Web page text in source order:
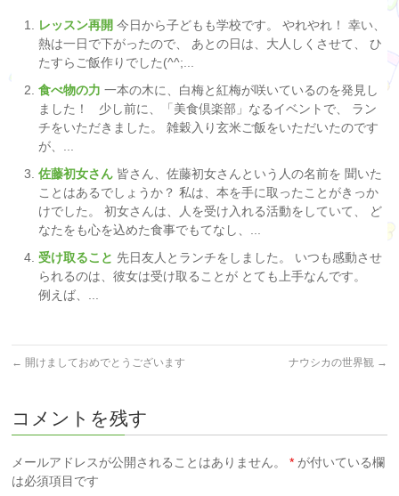
レッスン再開今日から子どもも学校です。 やれやれ！ 幸い、
熱は一日で下がったので、 あとの日は、大人しくさせて、 ひ
たすらご飯作りでした(^^;...
食べ物の力一本の木に、白梅と紅梅が咲いているのを発見し
ました！ 少し前に、「美食倶楽部」なるイベントで、 ラン
チをいただきました。 雑穀入り玄米ご飯をいただいたのです
が、...
佐藤初女さん 皆さん、佐藤初女さんという人の名前を 聞いた
ことはあるでしょうか？ 私は、本を手に取ったことがきっか
けでした。 初女さんは、人を受け入れる活動をしていて、 ど
なたをも心を込めた食事でもてなし、...
受け取ること 先日友人とランチをしました。 いつも感動させ
られるのは、彼女は受け取ることが とても上手なんです。
例えば、...
← 開けましておめでとうございます ナウシカの世界観 →
コメントを残す
メールアドレスが公開されることはありません。 * が付いている欄
は必須項目です